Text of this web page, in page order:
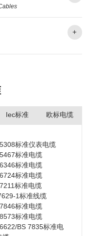
+
Iec标准 欧标电缆
标准仪表电缆
标准电缆
标准电缆
标准电缆
标准电缆
1标准线缆
标准电缆
标准电缆
BS 7835标准电